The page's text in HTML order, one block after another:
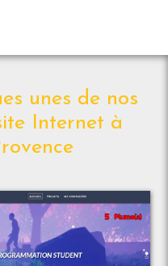
unes de nos
Internet à